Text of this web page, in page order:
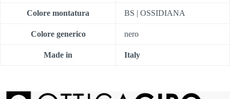
Colore montatura BS | OSSIDIANA
Colore generico nero
Made in Italy